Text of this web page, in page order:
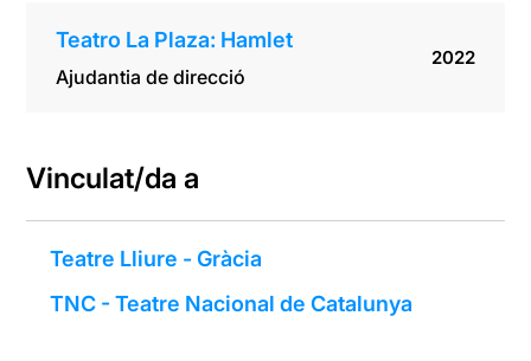
Teatro La Plaza: Hamlet
Ajudantia de direcció
2022
Vinculat/da a
Teatre Lliure - Gràcia
TNC - Teatre Nacional de Catalunya